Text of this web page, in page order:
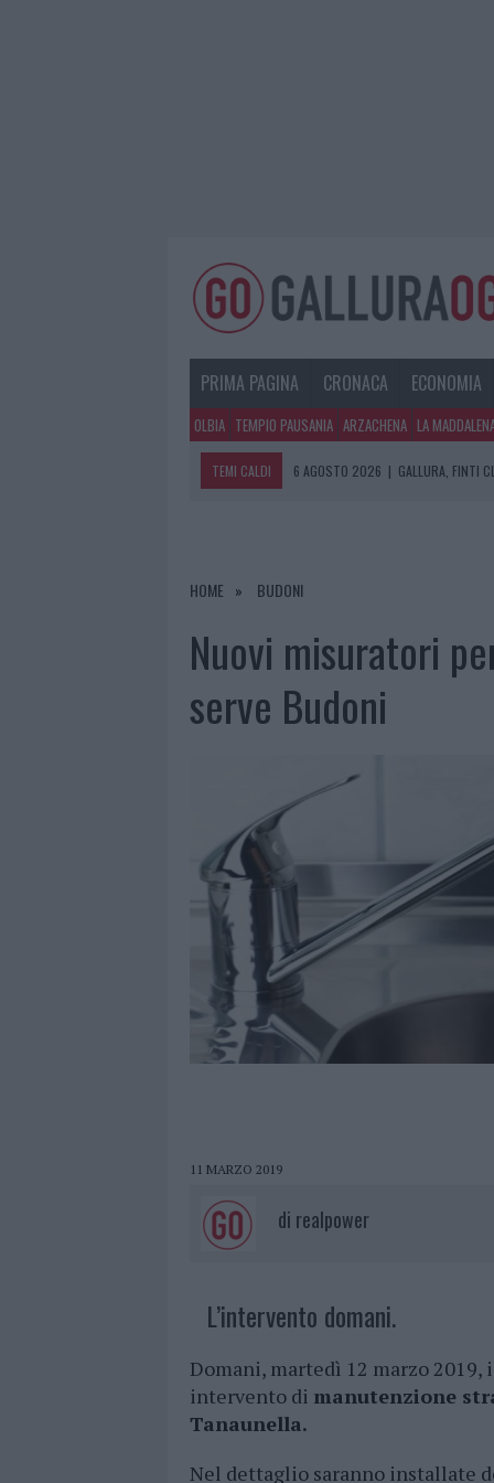
PRIMA PAGINA CRONACA ECONOMIA
OLBIA TEMPIO PAUSANIA ARZACHENA LA
TEMI CALDI 6 AGOSTO 2026 | GALLURA, FINTI
6 AGOSTO 2026
HOME BUDONI
Nuovi misuratori
serve Budoni
11 MARZO 2019
di realpower
L’intervento domani.
Domani, martedì 12 marzo
intervento di manutenzione
Tanaunella.
Nel dettaglio saranno installate